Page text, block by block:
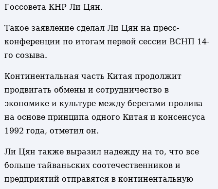
Госсовета КНР Ли Цян.
Такое заявление сделал Ли Цян на пресс-
конференции по итогам первой сессии ВСНП 14-
го созыва.
Континентальная часть Китая продолжит
продвигать обмены и сотрудничество в
экономике и культуре между берегами пролива
на основе принципа одного Китая и консенсуса
1992 года, отметил он.
Ли Цян также выразил надежду на то, что все
больше тайваньских соотечественников и
предприятий отправятся в континентальную